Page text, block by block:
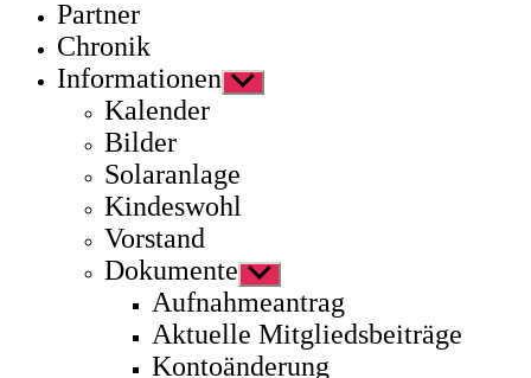
Partner
Chronik
Informationen Untermenü
anzeigen
Kalender
Bilder
Solaranlage
Kindeswohl
Vorstand
Dokumente Untermenü
anzeigen
Aufnahmeantrag
Aktuelle Mitgliedsbeiträge
Kontoänderung